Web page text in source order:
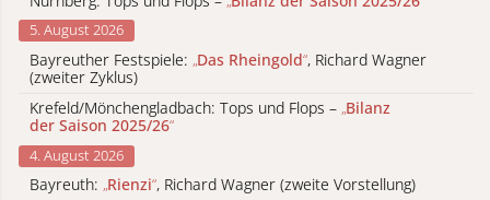
5. August 2026
Bayreuther Festspiele: „Das Rheingold“, Richard Wagner
(zweiter Zyklus)
Krefeld/Mönchengladbach: Tops und Flops – „Bilanz
der Saison 2025/26“
4. August 2026
Bayreuth: „Rienzi“, Richard Wagner (zweite Vorstellung)